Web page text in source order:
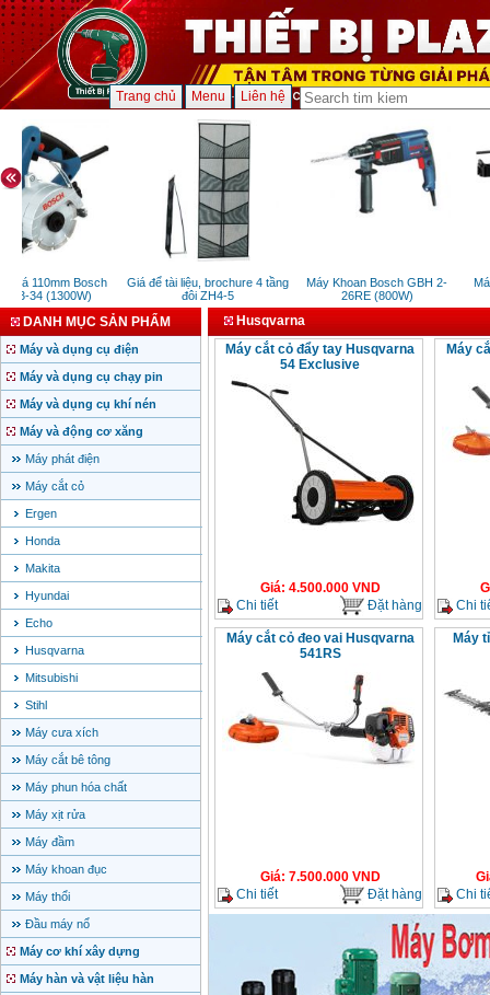
Trang chủ Menu Liên hệ
đá 110mm Bosch
34 (1300W)
Giá để tài liệu, brochure 4 tầng
đôi ZH4-5
Máy Khoan Bosch GBH 2-
26RE (800W)
DANH MỤC SẢN PHẨM
Máy và dụng cụ điện
Máy và dụng cụ chạy pin
Máy và dụng cụ khí nén
Máy và động cơ xăng
Máy phát điện
Máy cắt cỏ
Ergen
Honda
Makita
Hyundai
Echo
Husqvarna
Mitsubishi
Stihl
Máy cưa xích
Máy cắt bê tông
Máy phun hóa chất
Máy xịt rửa
Máy đầm
Máy khoan đục
Máy thổi
Đầu máy nổ
Máy cơ khí xây dựng
Máy hàn và vật liệu hàn
Husqvarna
Máy cắt cỏ đẩy tay Husqvarna
54 Exclusive
Giá: 4.500.000VND
Chi tiết
Đặt hàng
Máy
Chi
Máy cắt cỏ đeo vai Husqvarna
541RS
Giá: 7.500.000VND
Chi tiết
Đặt hàng
Máy
Chi